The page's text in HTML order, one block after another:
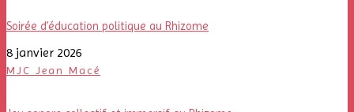
Soirée d’éducation politique au Rhizome
8 janvier 2026
MJC Jean Macé